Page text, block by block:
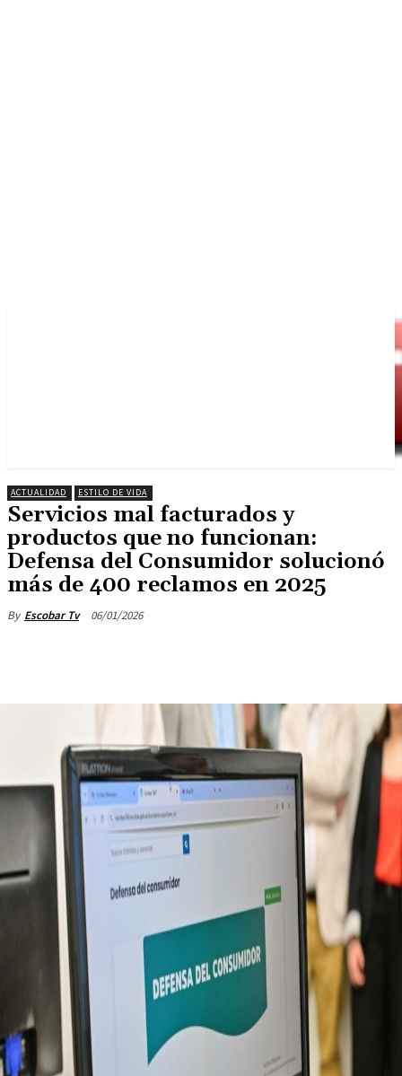
ACTUALIDAD ESTILO DE VIDA
Servicios mal facturados y
productos que no funcionan:
Defensa del Consumidor solucionó
más de 400 reclamos en 2025
By Escobar Tv 06/01/2026